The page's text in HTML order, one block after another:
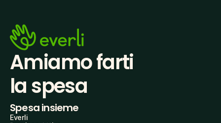
Amiamo farti
la spesa
Spesa insieme
Everli